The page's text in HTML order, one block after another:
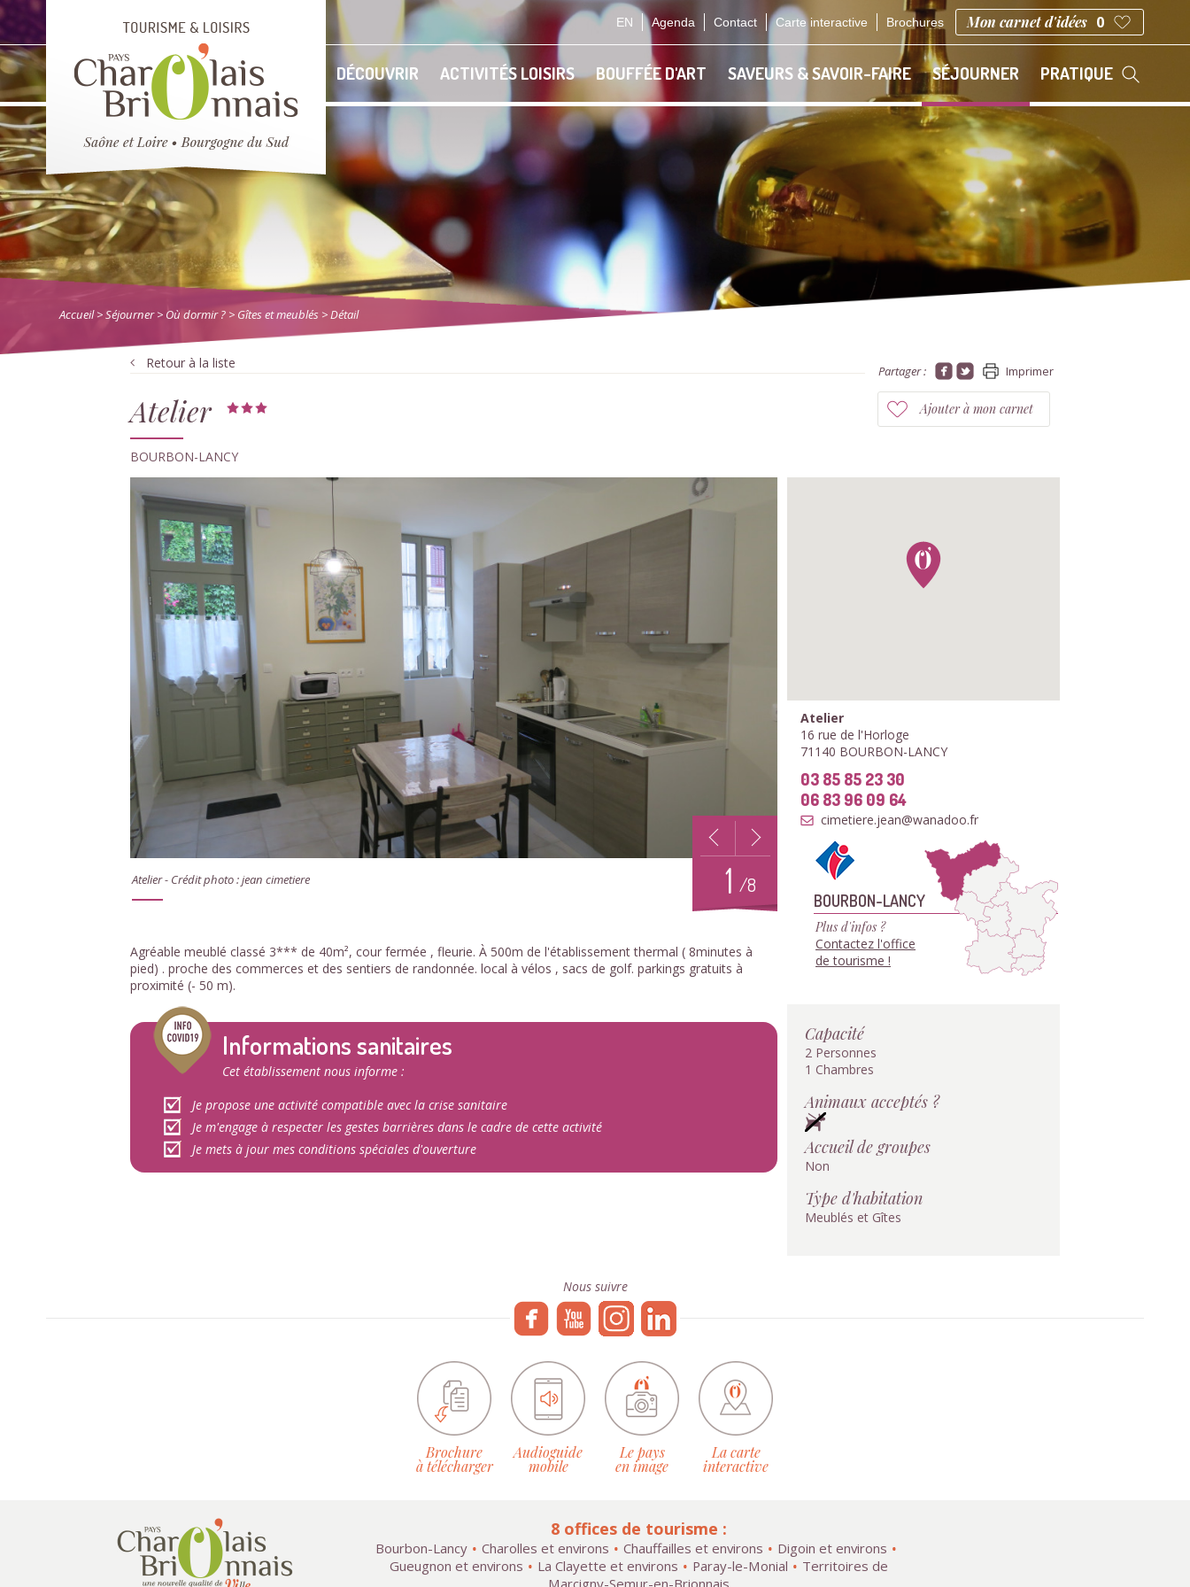
EN Agenda Contact Carte interactive Brochures Mon carnet d'idées 0
DÉCOUVRIR ACTIVITÉS LOISIRS BOUFFÉE D'ART SAVEURS & SAVOIR-FAIRE SÉJOURNER PRATIQUE
Accueil> Séjourner> Où dormir ? > Gîtes et meublés > Détail
Retour à la liste Partager : Imprimer
Atelier
BOURBON-LANCY
Ajouter à mon carnet
Atelier - Crédit photo : jean cimetiere 1 /8
Agréable meublé classé 3*** de 40m², cour fermée , fleurie. À 500m de l'établissement thermal ( 8minutes à
pied) . proche des commerces et des sentiers de randonnée. local à vélos , sacs de golf. parkings gratuits à
proximité (- 50 m).
Informations sanitaires
Cet établissement nous informe :
Je propose une activité compatible avec la crise sanitaire
Je m'engage à respecter les gestes barrières dans le cadre de cette activité
Je mets à jour mes conditions spéciales d'ouverture
Atelier
16 rue de l'Horloge
71140 BOURBON-LANCY
03 85 85 23 30
06 83 96 09 64
cimetiere.jean@wanadoo.fr
BOURBON-LANCY
Plus d'infos ?
Contactez l'office
de tourisme !
Capacité
2 Personnes
1 Chambres
Animaux acceptés ?
Accueil de groupes
Non
Type d'habitation
Meublés et Gîtes
Nous suivre
Brochure
à télécharger
Audioguide
mobile
Le pays
en image
La carte
interactive
8 offices de tourisme :
Bourbon-Lancy Charolles et environs Chauffailles et environs
Digoin et environs
Gueugnon et environs
La Clayette et environs Paray-le-Monial
Territoires de
Marcigny-Semur-en-Brionnais